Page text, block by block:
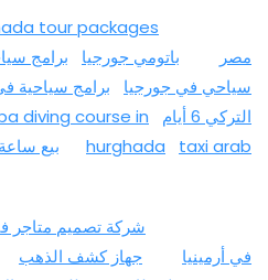
tour packages
مصر
باتومي جورجيا برامج
سياحي في جورجيا
برامج سياحية
التركي 6 أيام
diving course in
hurghada
taxi arab بيع
شركة تصميم متاجر
في أرمينيا
جهاز كشف الذهب